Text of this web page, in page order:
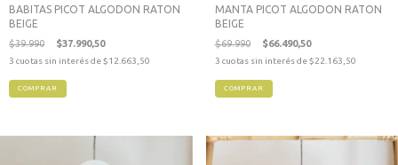
BABITAS PICOT ALGODON RATON
BEIGE
$39.990 $37.990,50
3 cuotas sin interés de$12.663,50
MANTA PICOT ALGODON RATON
BEIGE
$69.990 $66.490,50
3 cuotas sin interés de$22.163,50